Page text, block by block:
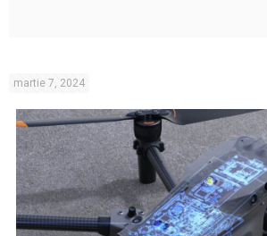
martie 7, 2024